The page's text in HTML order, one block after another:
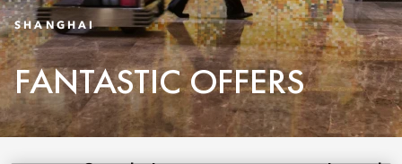
SHANGHAI
FANTASTIC OFFERS